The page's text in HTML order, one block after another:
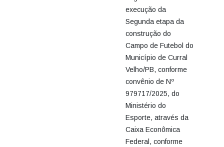
execução da
Segunda etapa da
construção do
Campo de Futebol do
Município de Curral
Velho/PB, conforme
convênio de Nº
979717/2025, do
Ministério do
Esporte, através da
Caixa Econômica
Federal, conforme